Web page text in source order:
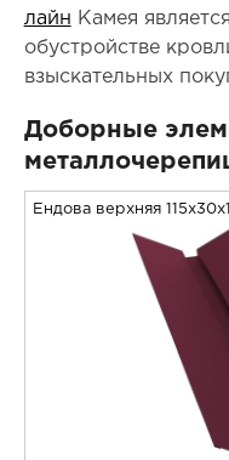
лайн Камея
обустройстве
взыскательных
Доборные
Ендова верхняя